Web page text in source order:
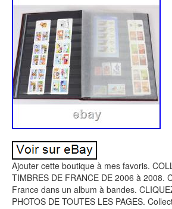
Ajouter cette boutique à mes favoris.
TIMBRES DE FRANCE DE 2006 à 2008.
France dans un album à bandes.
PHOTOS DE TOUTES LES PAGES.